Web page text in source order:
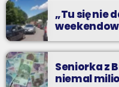
„Tu się nie
Seniorka z
niemal